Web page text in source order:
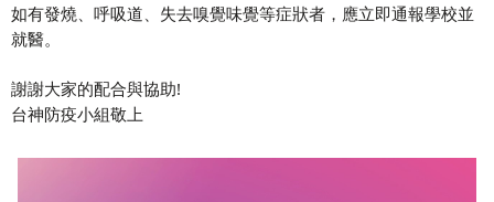
如有發燒、呼吸道、失去嗅覺味覺等症狀者，應立即通報學校並
就醫。
謝謝大家的配合與協助!
台神防疫小組敬上